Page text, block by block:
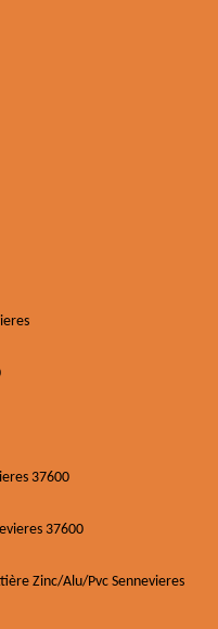
37600
37600
Zinc/Alu/Pvc Sennevieres